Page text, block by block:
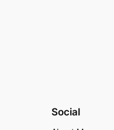
Social